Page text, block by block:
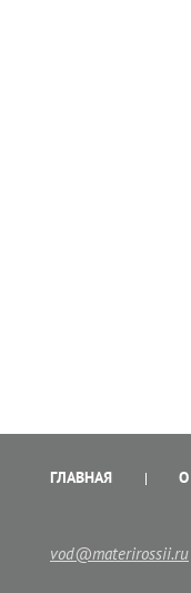
ГЛАВНАЯ
vod@materirossii.ru